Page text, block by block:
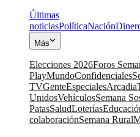
Últimas
noticiasPolíticaNación
Más
Elecciones 2026Foros
PlayMundoConfidenciales
TVGenteEspecialesArcadia
UnidosVehículosSemana
PatasSaludLoterías
colaboraciónSemana Rural